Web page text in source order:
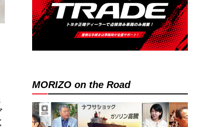
MORIZO on the Road